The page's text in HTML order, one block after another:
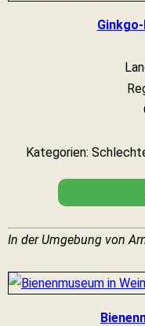
Kategorien:
In der Umgebung von